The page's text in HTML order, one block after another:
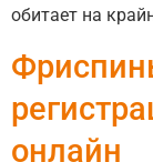
обитает на
онлайн